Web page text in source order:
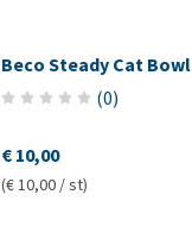
Beco Steady Cat Bowl
(0)
€ 10,00
(€ 10,00 / st)